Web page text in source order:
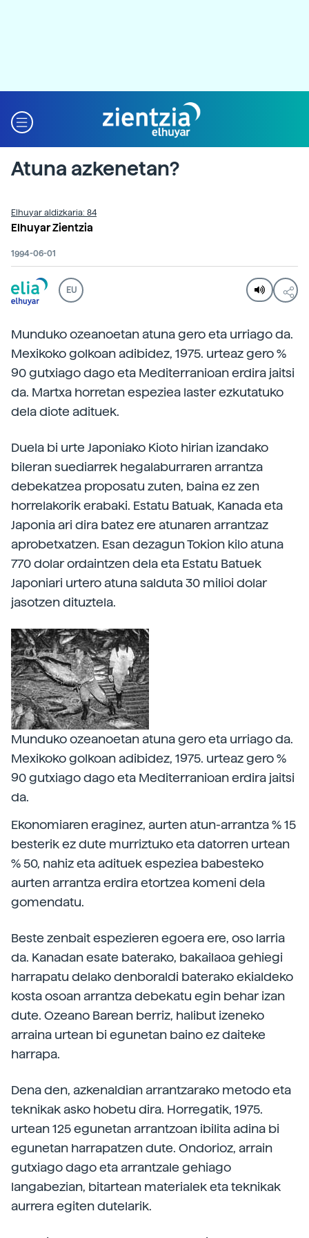
Atuna azkenetan?
Elhuyar aldizkaria: 84
Elhuyar Zientzia
1994-06-01
EU
Munduko ozeanoetan atuna gero eta urriago da.
Mexikoko golkoan adibidez, 1975. urteaz gero %
90 gutxiago dago eta Mediterranioan erdira jaitsi
da. Martxa horretan espeziea laster ezkutatuko
dela diote adituek.
Duela bi urte Japoniako Kioto hirian izandako
bileran suediarrek hegalaburraren arrantza
debekatzea proposatu zuten, baina ez zen
horrelakorik erabaki. Estatu Batuak, Kanada eta
Japonia ari dira batez ere atunaren arrantzaz
aprobetxatzen. Esan dezagun Tokion kilo atuna
770 dolar ordaintzen dela eta Estatu Batuek
Japoniari urtero atuna salduta 30 milioi dolar
jasotzen dituztela.
Munduko ozeanoetan atuna gero eta urriago da.
Mexikoko golkoan adibidez, 1975. urteaz gero %
90 gutxiago dago eta Mediterranioan erdira jaitsi
da.
Ekonomiaren eraginez, aurten atun-arrantza % 15
besterik ez dute murriztuko eta datorren urtean
% 50, nahiz eta adituek espeziea babesteko
aurten arrantza erdira etortzea komeni dela
gomendatu.
Beste zenbait espezieren egoera ere, oso larria
da. Kanadan esate baterako, bakailaoa gehiegi
harrapatu delako denboraldi baterako ekialdeko
kosta osoan arrantza debekatu egin behar izan
dute. Ozeano Barean berriz, halibut izeneko
arraina urtean bi egunetan baino ez daiteke
harrapa.
Dena den, azkenaldian arrantzarako metodo eta
teknikak asko hobetu dira. Horregatik, 1975.
urtean 125 egunetan arrantzoan ibilita adina bi
egunetan harrapatzen dute. Ondorioz, arrain
gutxiago dago eta arrantzale gehiago
langabezian, bitartean materialek eta teknikak
aurrera egiten dutelarik.